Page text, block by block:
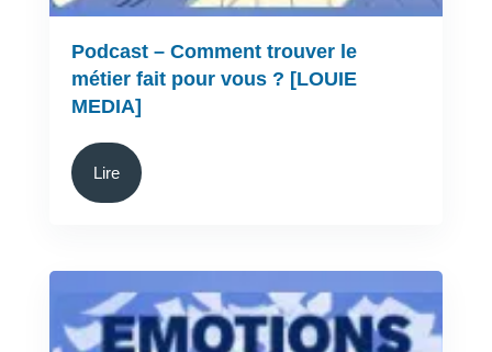
Podcast – Comment trouver le
métier fait pour vous ? [LOUIE
MEDIA]
Lire